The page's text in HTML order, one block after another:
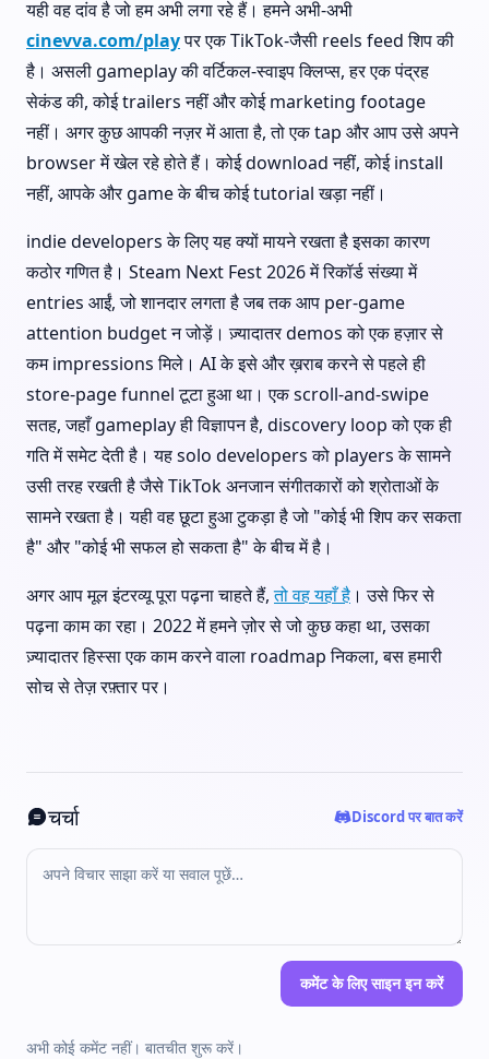
यही वह दांव है जो हम अभी लगा रहे हैं। हमने अभी-अभी
cinevva.com/playपर एक TikTok-जैसी reels feed शिप की
है। असली gameplay की वर्टिकल-स्वाइप क्लिप्स, हर एक पंद्रह
सेकंड की, कोई trailers नहीं और कोई marketing footage
नहीं। अगर कुछ आपकी नज़र में आता है, तो एक tap और आप उसे अपने
browser में खेल रहे होते हैं। कोई download नहीं, कोई install
नहीं, आपके और game के बीच कोई tutorial खड़ा नहीं।
indie developers के लिए यह क्यों मायने रखता है इसका कारण
कठोर गणित है। Steam Next Fest 2026 में रिकॉर्ड संख्या में
entries आईं, जो शानदार लगता है जब तक आप per-game
attention budget न जोड़ें। ज़्यादातर demos को एक हज़ार से
कम impressions मिले। AI के इसे और ख़राब करने से पहले ही
store-page funnel टूटा हुआ था। एक scroll-and-swipe
सतह, जहाँ gameplay ही विज्ञापन है, discovery loop को एक ही
गति में समेट देती है। यह solo developers को players के सामने
उसी तरह रखती है जैसे TikTok अनजान संगीतकारों को श्रोताओं के
सामने रखता है। यही वह छूटा हुआ टुकड़ा है जो "कोई भी शिप कर सकता
है" और "कोई भी सफल हो सकता है" के बीच में है।
अगर आप मूल इंटरव्यू पूरा पढ़ना चाहते हैं,तो वह यहाँ है । उसे फिर से
पढ़ना काम का रहा। 2022 में हमने ज़ोर से जो कुछ कहा था, उसका
ज़्यादातर हिस्सा एक काम करने वाला roadmap निकला, बस हमारी
सोच से तेज़ रफ़्तार पर।
चर्चा Discord पर बात करें
कमेंट के लिए साइन इन करें
अभी कोई कमेंट नहीं। बातचीत शुरू करें।